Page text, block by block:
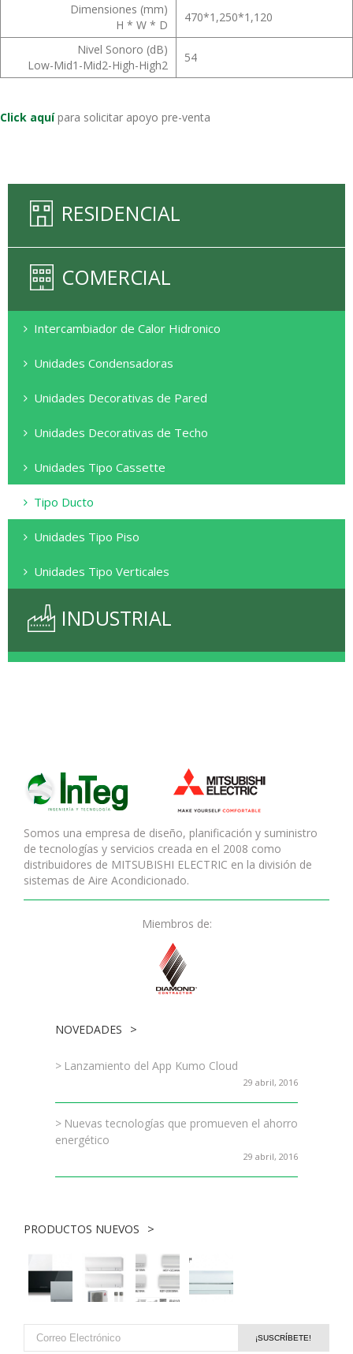
Dimensiones (mm)
H * W * D
470*1,250*1,120
Nivel Sonoro (dB)
Low-Mid1-Mid2-High-High2
54
Click aquípara solicitar apoyo pre-venta
RESIDENCIAL
COMERCIAL
Intercambiador de Calor Hidronico
Serie PWFY
Unidades Condensadoras
Serie W
Serie WR2
Serie R2
Serie Y H2i
Serie PUHY
Serie S
Solo Calor
Unidades Decorativas de Pared
Serie PKFY
Serie PKA
Unidades Decorativas de Techo
Serie PCFY
Serie PCA
Unidades Tipo Cassette
Serie PLA
Cassette 1 Via
Cassette 2 Vias
Cassette 4 Vias
Tipo Ducto
Alta Presión
Presión Media
Bajo Presión
Unidades Tipo Piso
Tipo Piso Oculto
Tipo Piso Decorativo
Unidades Tipo Verticales
Serie PVFYINDUSTRIAL
Somos una empresa de diseño, planificación y suministro
de tecnologías y servicios creada en el 2008 como
distribuidores de MITSUBISHI ELECTRIC en la división de
sistemas de Aire Acondicionado.
Miembros de:
NOVEDADES
Lanzamiento del App Kumo Cloud
29 abril, 2016
Nuevas tecnologías que promueven el ahorro
energético
29 abril, 2016
PRODUCTOS NUEVOS